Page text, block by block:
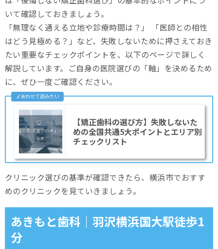
横浜元町ナチュラル歯科 矯正歯科｜元町・中華街駅徒歩1分
まとめ
いて確認しておきましょう。
「無理なく通える立地や診療時間は？」 「医師との相性
はどう見極める？」など、失敗しないために押さえておき
たい重要なチェックポイントを、以下のページで詳しく
解説しています。ご自身の医院選びの「軸」を決めるため
に、ぜひ一度ご確認ください。
【矯正歯科の選び方】失敗しないた
めの全国共通5大ポイントとエリア別
チェックリスト
クリニック選びの基準が確認できたら、横浜市でおすす
めのクリニックを見ていきましょう。
あきもと歯科｜羽沢横浜国大駅徒歩1
分